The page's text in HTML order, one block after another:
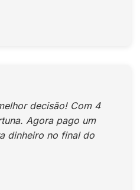
decisão! Com 4
Agora pago um
dinheiro no final do